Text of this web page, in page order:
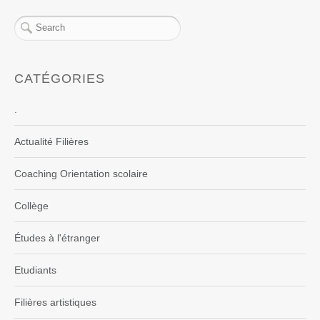
CATÉGORIES
Actualité Filières
Coaching Orientation scolaire
Collège
Études à l'étranger
Etudiants
Filières artistiques